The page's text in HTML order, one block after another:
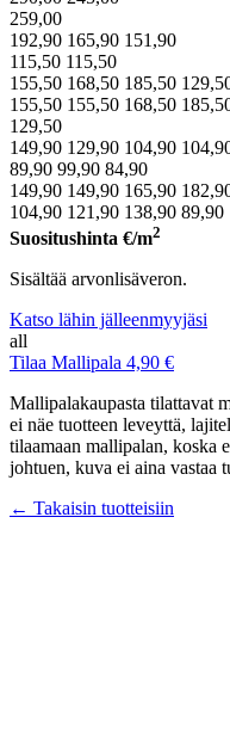
259,00
192,90 165,90 151,90
115,50 115,50
155,50 168,50 185,50
155,50 155,50 168,50
129,50
149,90 129,90 104,90
89,90 99,90 84,90
149,90 149,90 165,90
104,90 121,90 138,90 89,90
Suositushinta €/m2
Sisältää arvonlisäveron.
Katso lähin jälleenmyyjäsi
all
Tilaa Mallipala 4,90 €
Mallipalakaupasta tilattavat
ei näe tuotteen leveyttä,
tilaamaan mallipalan, koska
johtuen, kuva ei aina vastaa
← Takaisin tuotteisiin